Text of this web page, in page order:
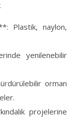
Plastik, naylon,
yenilenebilir
orman
projelerine